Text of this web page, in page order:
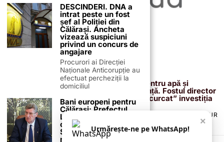
13 februarie 2026
Proiectul de 400 de milioane de euro pentru apă și
canalizare, confirmat definitiv de instanță. Fostul director
reacționează după acuzațiile că ar fi „încurcat” investiția
TERMENI ȘI CONDIȚII
POLITICA DE ANULARE & RETUR
PUBLICITATE ONLINE & TIPĂRITĂ
CONTACT
ZIARUL ANUNȚUL CĂLĂRĂȘEAN
×
Urmărește-ne pe WhatsApp!
DESCINDERI. DNA a
intrat peste un fost
șef al Poliției din
Călărași. Ancheta
vizează suspiciuni
privind un concurs de
angajare
Procurori ai Direcției
Naționale Anticorupție au
efectuat percheziții la
domiciliul
Bani europeni pentru
Călărași: Prefectul
Laurențiu State anunță
colaborarea cu ADR
Sud-Muntenia pentru
noi finanțări